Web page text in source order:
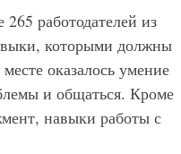
работодателей из
которыми должны
оказалось умение
и общаться. Кроме
навыки работы с